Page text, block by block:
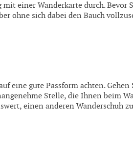
einer Wanderkarte durch. Bevor
ohne sich dabei den Bauch
eine gute Passform achten.
Stelle, die Ihnen beim
einen anderen Wanderschuh